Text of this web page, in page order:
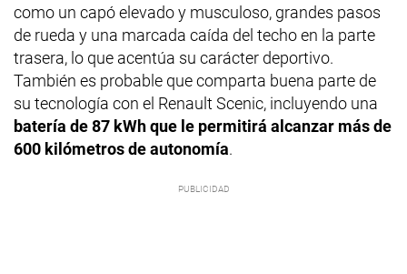
como un capó elevado y musculoso, grandes pasos
de rueda y una marcada caída del techo en la parte
trasera, lo que acentúa su carácter deportivo.
También es probable que comparta buena parte de
su tecnología con el Renault Scenic, incluyendo una
batería de 87 kWh que le permitirá alcanzar más de
600 kilómetros de autonomía.